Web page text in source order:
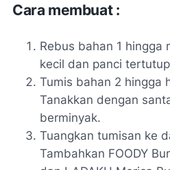
Cara membuat :
Rebus bahan 1 hingga
kecil dan panci
Tumis bahan 2 hingga
Tanakkan dengan
berminyak.
Tuangkan tumisan ke
Tambahkan FOODY